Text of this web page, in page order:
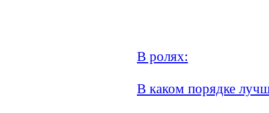
В ролях:
В каком порядке